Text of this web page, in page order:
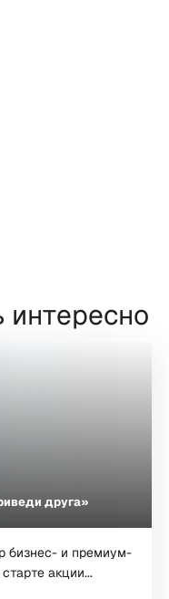
друга»
бизнес- и премиум-
акции...